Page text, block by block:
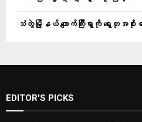
သံတွဲမြို့နယ် ကျောက်ကြီးရွာကို ရွေးတုအစိုး
EDITOR'S PICKS